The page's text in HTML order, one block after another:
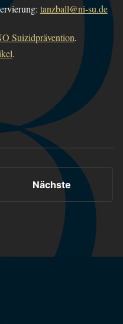
tanzball@ni-su.de
Suizidprävention.
.
Nächste